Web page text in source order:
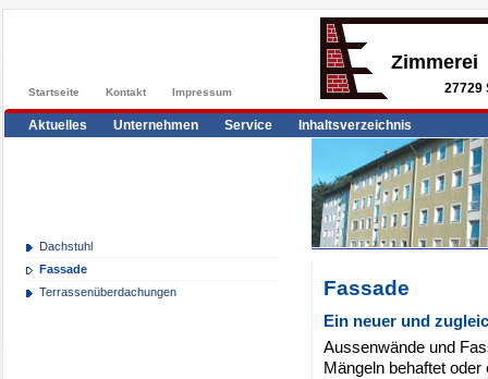
Startseite Kontakt Impressum
Zimmerei
27729
Aktuelles Unternehmen Service Inhaltsverzeichnis
Dachstuhl
Fassade
Terrassenüberdachungen
Fassade
Ein neuer und
Aussenwände und
Mängeln behaftet